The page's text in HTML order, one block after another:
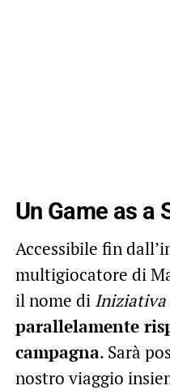
Un Game as a
Accessibile fin
multigiocatore di
il nome di Iniziativa
parallelamente
campagna. Sarà
nostro viaggio